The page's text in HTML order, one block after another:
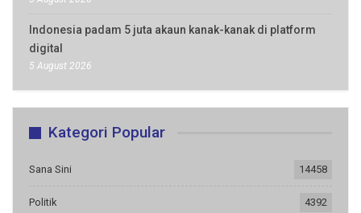
Indonesia padam 5 juta akaun kanak-kanak di platform
digital
5 August 2026
Kategori Popular
Sana Sini 14458
Politik 4392